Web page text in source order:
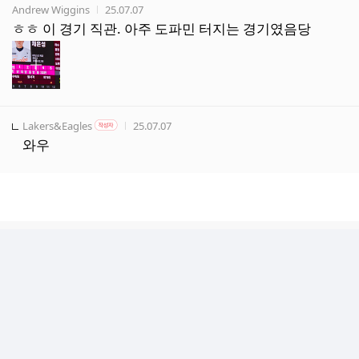
작성자
Andrew Wiggins 작성시간
25.07.07
ㅎㅎ 이 경기 직관. 아주 도파민 터지는 경기였음당
작성자
Lakers&Eagles작성자 본인 여부
작성자 작성시간
25.07.07
와우